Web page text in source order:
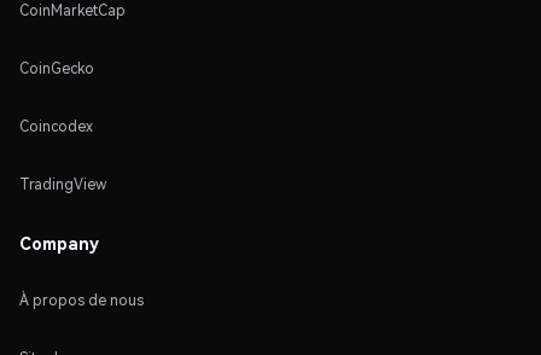
CoinMarketCap
CoinGecko
Coincodex
TradingView
Company
À propos de nous